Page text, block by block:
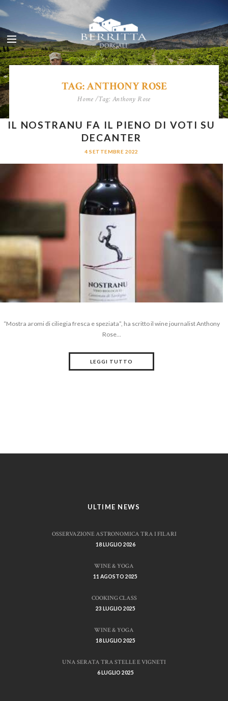
TAG: ANTHONY ROSE
Home Tag: Anthony Rose
IL NOSTRANU FA IL PIENO DI VOTI SU
DECANTER
4 SETTEMBRE 2022
“Mostra aromi di ciliegia fresca e speziata”, ha scritto il wine journalist Anthony
Rose...
LEGGI TUTTO
ULTIME NEWS
OSSERVAZIONE ASTRONOMICA TRA I FILARI
18 LUGLIO 2026
WINE & YOGA
11 AGOSTO 2025
COOKING CLASS
23 LUGLIO 2025
WINE & YOGA
18 LUGLIO 2025
UNA SERATA TRA STELLE E VIGNETI
6 LUGLIO 2025